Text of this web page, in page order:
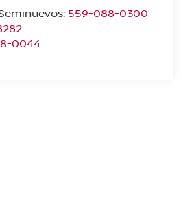
559-088-0300
0044